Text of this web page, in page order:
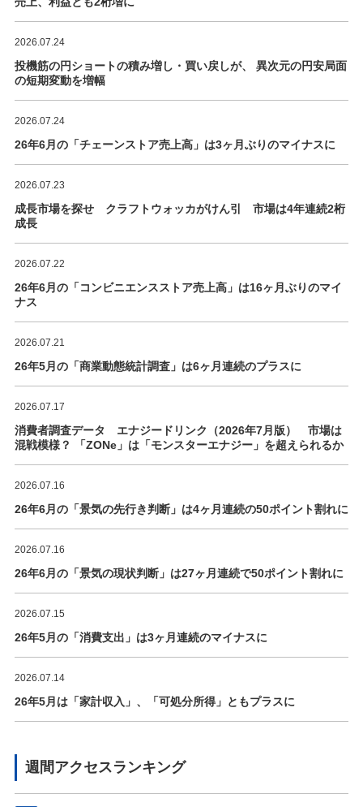
2026.07.24
投機筋の円ショートの積み増し・買い戻しが、 異次元の円安局面
の短期変動を増幅
2026.07.24
26年6月の「チェーンストア売上高」は3ヶ月ぶりのマイナスに
2026.07.23
成長市場を探せ クラフトウォッカがけん引 市場は4年連続2桁
成長
2026.07.22
26年6月の「コンビニエンスストア売上高」は16ヶ月ぶりのマイ
ナス
2026.07.21
26年5月の「商業動態統計調査」は6ヶ月連続のプラスに
2026.07.17
消費者調査データ エナジードリンク（2026年7月版） 市場は
混戦模様？ 「ZONe」は「モンスターエナジー」を超えられるか
2026.07.16
26年6月の「景気の先行き判断」は4ヶ月連続の50ポイント割れに
2026.07.16
26年6月の「景気の現状判断」は27ヶ月連続で50ポイント割れに
2026.07.15
26年5月の「消費支出」は3ヶ月連続のマイナスに
2026.07.14
26年5月は「家計収入」、「可処分所得」ともプラスに
週間アクセスランキング